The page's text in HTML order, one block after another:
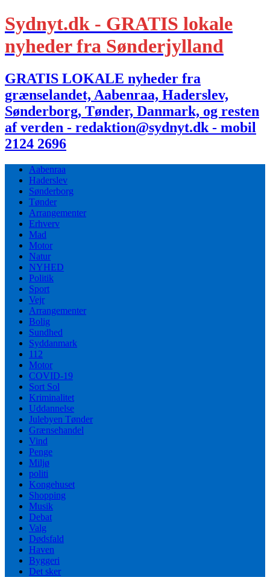
Sydnyt.dk - GRATIS lokale
nyheder fra Sønderjylland
GRATIS LOKALE nyheder fra
grænselandet, Aabenraa, Haderslev,
Sønderborg, Tønder, Danmark, og resten
af verden - redaktion@sydnyt.dk - mobil
2124 2696
Aabenraa
Haderslev
Sønderborg
Tønder
Arrangementer
Erhverv
Mad
Motor
Natur
NYHED
Politik
Sport
Vejr
Arrangementer
Bolig
Sundhed
Syddanmark
112
Motor
COVID-19
Sort Sol
Kriminalitet
Uddannelse
Julebyen Tønder
Grænsehandel
Vind
Penge
Miljø
politi
Kongehuset
Shopping
Musik
Debat
Valg
Dødsfald
Haven
Byggeri
Det sker